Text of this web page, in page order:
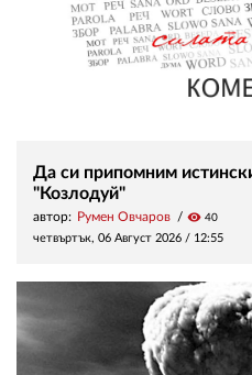
Да си припомним
"Козлодуй"
автор: Румен Овчаров visibility 40
четвъртък, 06 Август 2026 / 12:55